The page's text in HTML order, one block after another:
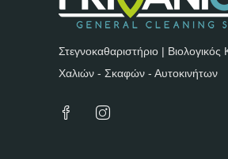
Στεγνοκαθαριστήριο | Βιολογικός
Χαλιών - Σκαφών - Αυτοκινήτων